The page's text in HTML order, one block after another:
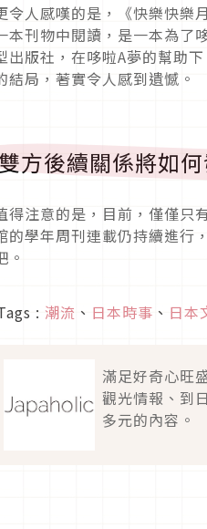
令人感嘆的是，《快樂快樂
本刊物中閱讀，是一本為了
出版社，在哆啦A夢的幫助
結局，著實令人感到遺憾。
方後續關係將如
得注意的是，目前，僅僅只
的學年周刊連載仍持續進行
。
: 潮流 、 日本時事 、 日本
滿足好奇心旺
觀光情報、到
多元的內容。